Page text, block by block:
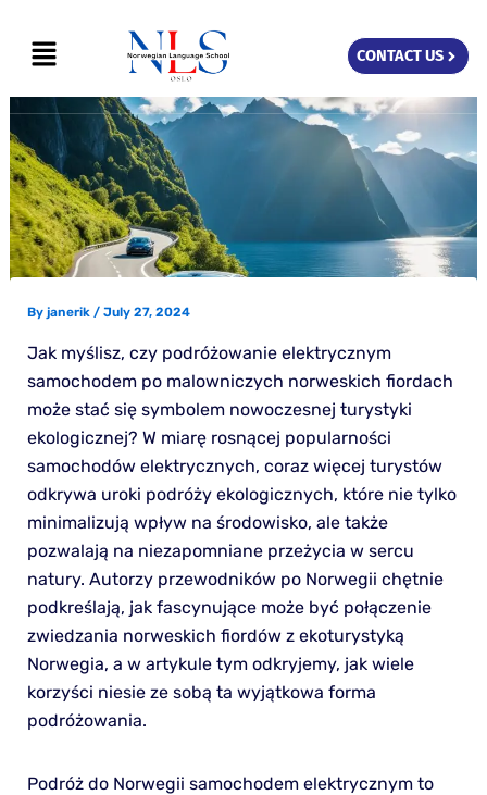
content
Menu CONTACT US
By janerik / July 27, 2024
Jak myślisz, czy podróżowanie elektrycznym
samochodem po malowniczych norweskich fiordach
może stać się symbolem nowoczesnej turystyki
ekologicznej? W miarę rosnącej popularności
samochodów elektrycznych, coraz więcej turystów
odkrywa uroki podróży ekologicznych, które nie tylko
minimalizują wpływ na środowisko, ale także
pozwalają na niezapomniane przeżycia w sercu
natury. Autorzy przewodników po Norwegii chętnie
podkreślają, jak fascynujące może być połączenie
zwiedzania norweskich fiordów z ekoturystyką
Norwegia, a w artykule tym odkryjemy, jak wiele
korzyści niesie ze sobą ta wyjątkowa forma
podróżowania.
Podróż do Norwegii samochodem elektrycznym to